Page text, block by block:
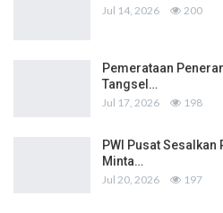
Jul 14, 2026 200
Pemerataan
Tangsel…
Jul 17, 2026 198
PWI Pusat
Minta…
Jul 20, 2026 197